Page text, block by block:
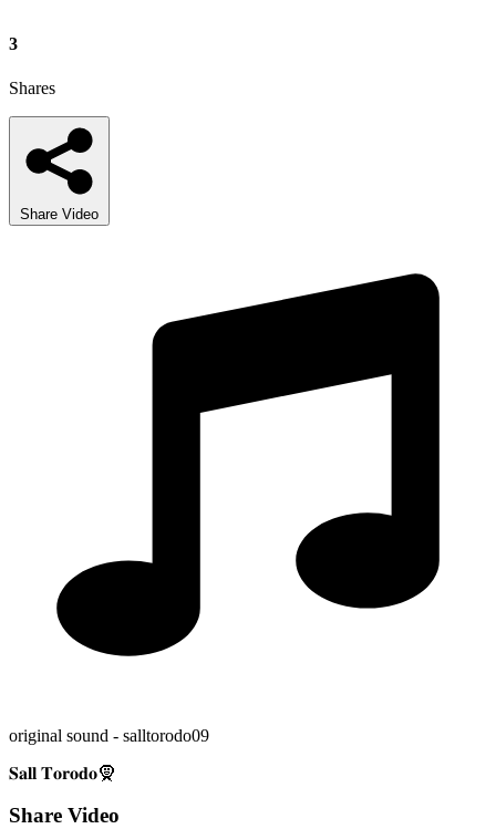
3
Shares
Share Video
original sound - salltorodo09
𝐒𝐚𝐥𝐥 𝐓𝐨𝐫𝐨𝐝𝐨🧕
Share Video